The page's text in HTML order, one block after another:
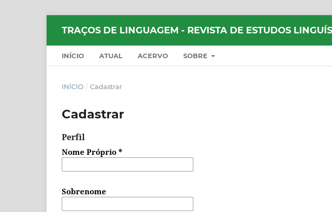
TRAÇOS DE LINGUAGEM - REVISTA DE ESTUDOS
INÍCIO ATUAL ACERVO SOBRE
INÍCIO / Cadastrar
Cadastrar
Perfil
Nome Próprio*
Sobrenome